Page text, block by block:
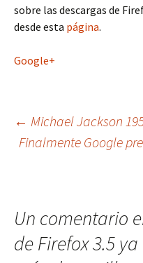
sobre las descargas de
desde esta página.
Google+
entradas
← Michael Jackson
Finalmente Google
Un comentario
de Firefox 3.5